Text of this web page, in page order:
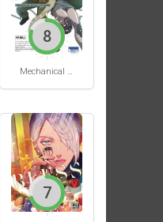
Mechanical Buddy Universe #1
8
7